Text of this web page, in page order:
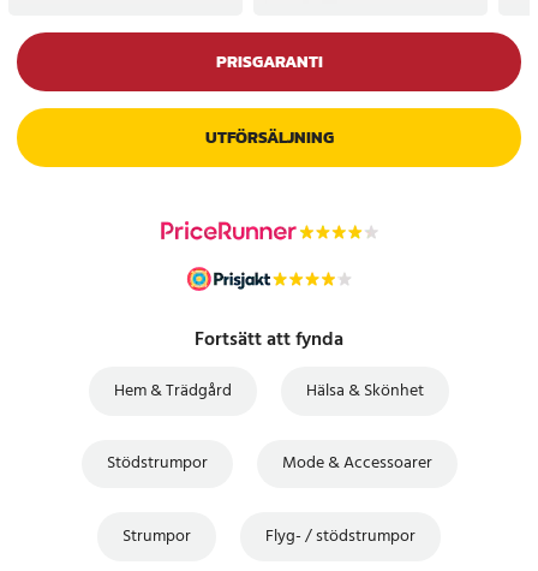
PRISGARANTI
UTFÖRSÄLJNING
Fortsätt att fynda
Hem & Trädgård Hälsa & Skönhet
Stödstrumpor Mode & Accessoarer
Strumpor Flyg- / stödstrumpor